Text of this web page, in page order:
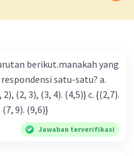
berikut.manakah yang
(5,7). (7, 9). (9,6)}
Jawaban terverifikasi